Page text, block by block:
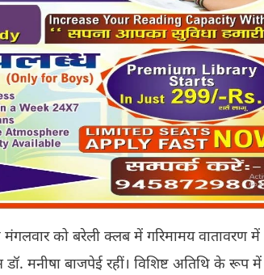
को बरेली क्लब में गरिमामय वातावरण में
मनीषा बाजपेई रहीं। विशिष्ट अतिथि के रूप में